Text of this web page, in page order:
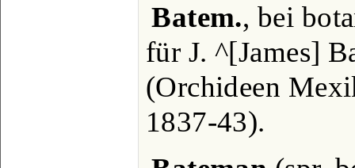
Batem., bei
für J. ^[James]
(Orchideen
1837-43).